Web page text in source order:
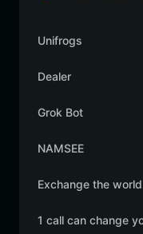
Unifrogs
Dealer
Grok Bot
NAMSEE
Exchange the world
1 call can change